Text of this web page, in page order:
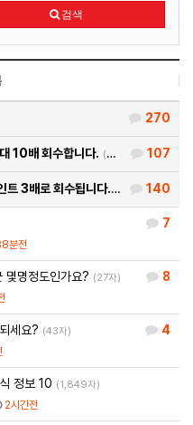
검색
270
107
10배 회수합니다. (26자)
140
트 3배로 회수됩니다. (93자)
7
분전
8
몇명정도인가요? (27자)
4
세요? (43자)
정보 10 (1,849자)
2시간전